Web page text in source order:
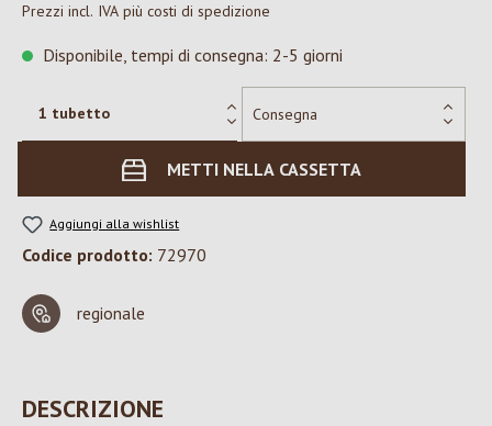
Prezzi incl. IVA più costi di spedizione
Disponibile, tempi di consegna: 2-5 giorni
METTI NELLA CASSETTA
Aggiungi alla wishlist
Codice prodotto: 72970
regionale
DESCRIZIONE